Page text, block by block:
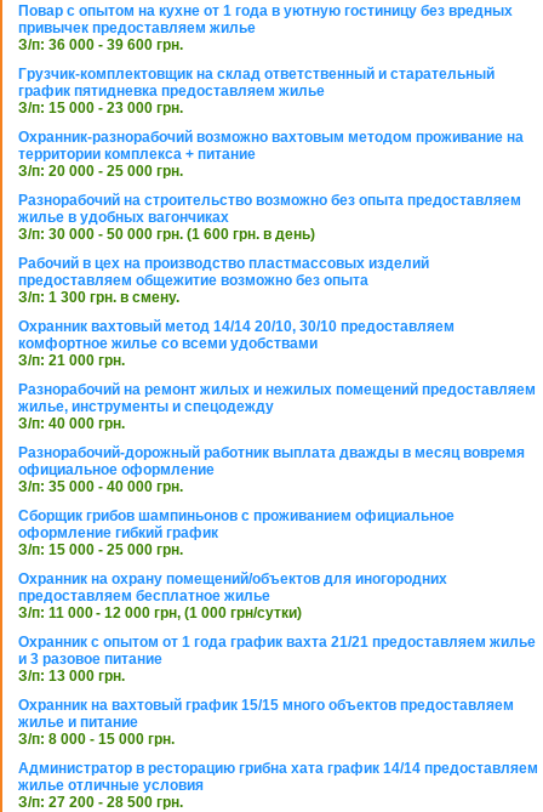
Повар с опытом на кухне от 1 года в уютную гостиницу без вредных
привычек предоставляем жилье
З/п: 36 000 - 39 600 грн.
Грузчик-комплектовщик на склад ответственный и старательный
график пятидневка предоставляем жилье
З/п: 15 000 - 23 000 грн.
Охранник-разнорабочий возможно вахтовым методом проживание на
территории комплекса + питание
З/п: 20 000 - 25 000 грн.
Разнорабочий на строительство возможно без опыта предоставляем
жилье в удобных вагончиках
З/п: 30 000 - 50 000 грн. (1 600 грн. в день)
Рабочий в цех на производство пластмассовых изделий
предоставляем общежитие возможно без опыта
З/п: 1 300 грн. в смену.
Охранник вахтовый метод 14/14 20/10, 30/10 предоставляем
комфортное жилье со всеми удобствами
З/п: 21 000 грн.
Разнорабочий на ремонт жилых и нежилых помещений предоставляем
жилье, инструменты и спецодежду
З/п: 40 000 грн.
Разнорабочий-дорожный работник выплата дважды в месяц вовремя
официальное оформление
З/п: 35 000 - 40 000 грн.
Сборщик грибов шампиньонов с проживанием официальное
оформление гибкий график
З/п: 15 000 - 25 000 грн.
Охранник на охрану помещений/объектов для иногородних
предоставляем бесплатное жилье
З/п: 11 000 - 12 000 грн, (1 000 грн/сутки)
Охранник с опытом от 1 года график вахта 21/21 предоставляем жилье
и 3 разовое питание
З/п: 13 000 грн.
Охранник на вахтовый график 15/15 много объектов предоставляем
жилье и питание
З/п: 8 000 - 15 000 грн.
Администратор в ресторацию грибна хата график 14/14 предоставляем
жилье отличные условия
З/п: 27 200 - 28 500 грн.